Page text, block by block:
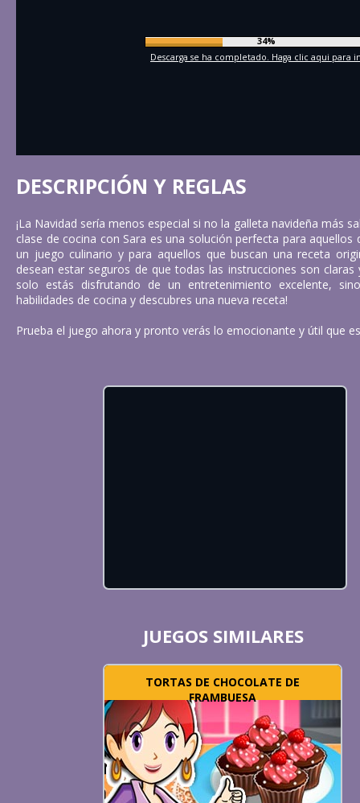
37%
Descarga se ha completado. Haga clic aqui para
DESCRIPCIÓN Y REGLAS
¡La Navidad sería menos especial si no la galleta navideña más
clase de cocina con Sara es una solución perfecta para aquellos
un juego culinario y para aquellos que buscan una receta
desean estar seguros de que todas las instrucciones son claras
solo estás disfrutando de un entretenimiento excelente,
habilidades de cocina y descubres una nueva receta!
Prueba el juego ahora y pronto verás lo emocionante y útil que
JUEGOS SIMILARES
TORTAS DE CHOCOLATE DE
FRAMBUESA